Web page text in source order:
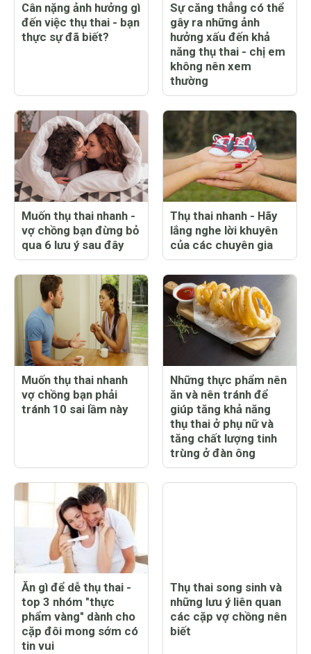
Cân nặng ảnh hưởng gì
đến việc thụ thai - bạn
thực sự đã biết?
Sự căng thẳng có thể
gây ra những ảnh
hưởng xấu đến khả
năng thụ thai - chị em
không nên xem
thường
Muốn thụ thai nhanh -
vợ chồng bạn đừng bỏ
qua 6 lưu ý sau đây
Thụ thai nhanh - Hãy
lắng nghe lời khuyên
của các chuyên gia
Muốn thụ thai nhanh
vợ chồng bạn phải
tránh 10 sai lầm này
Những thực phẩm nên
ăn và nên tránh để
giúp tăng khả năng
thụ thai ở phụ nữ và
tăng chất lượng tinh
trùng ở đàn ông
Ăn gì để dễ thụ thai -
top 3 nhóm "thực
phẩm vàng" dành cho
cặp đôi mong sớm có
tin vui
Thụ thai song sinh và
những lưu ý liên quan
các cặp vợ chồng nên
biết